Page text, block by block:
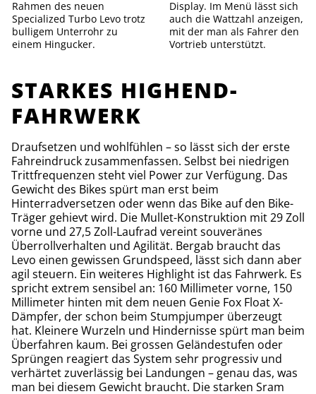
Rahmen des neuen
Specialized Turbo Levo trotz
bulligem Unterrohr zu
einem Hingucker.
Display. Im Menü lässt sich
auch die Wattzahl anzeigen,
mit der man als Fahrer den
Vortrieb unterstützt.
STARKES HIGHEND-
FAHRWERK
Draufsetzen und wohlfühlen – so lässt sich der erste
Fahreindruck zusammenfassen. Selbst bei niedrigen
Trittfrequenzen steht viel Power zur Verfügung. Das
Gewicht des Bikes spürt man erst beim
Hinterradversetzen oder wenn das Bike auf den Bike-
Träger gehievt wird. Die Mullet-Konstruktion mit 29 Zoll
vorne und 27,5 Zoll-Laufrad vereint souveränes
Überrollverhalten und Agilität. Bergab braucht das
Levo einen gewissen Grundspeed, lässt sich dann aber
agil steuern. Ein weiteres Highlight ist das Fahrwerk. Es
spricht extrem sensibel an: 160 Millimeter vorne, 150
Millimeter hinten mit dem neuen Genie Fox Float X-
Dämpfer, der schon beim Stumpjumper überzeugt
hat. Kleinere Wurzeln und Hindernisse spürt man beim
Überfahren kaum. Bei grossen Geländestufen oder
Sprüngen reagiert das System sehr progressiv und
verhärtet zuverlässig bei Landungen – genau das, was
man bei diesem Gewicht braucht. Die starken Sram